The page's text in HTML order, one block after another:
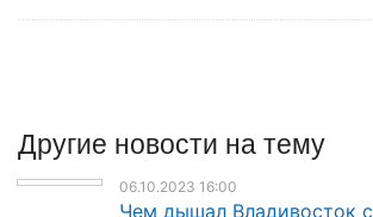
Другие новости на тему
06.10.2023 16:00
Чем дышал Владивосток с